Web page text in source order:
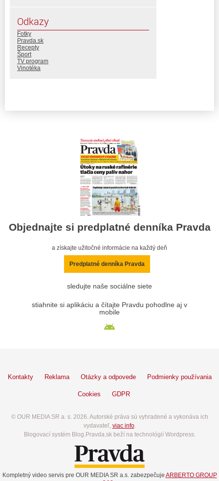
Odkazy
Fotky
Pravda.sk
Recepty
Šport
TV program
Vinotéka
Objednajte si predplatné denníka Pravda
a získajte užitočné informácie na každý deň
Predplatné denníka Pravda
sledujte naše sociálne siete
stiahnite si aplikáciu a čítajte Pravdu pohodlne aj v
mobile
Kontakty Reklama Otázky a odpovede Podmienky používania
Cookies GDPR
© OUR MEDIA SR a. s. 2026. Autorské práva sú vyhradené a vykonáva ich
vydavateľ, viac info.
Blogovací systém Blog.Pravda.sk beží na technológií Wordpress.
Kompletný video servis pre OUR MEDIA SR a.s. zabezpečuje ARBERTO GROUP